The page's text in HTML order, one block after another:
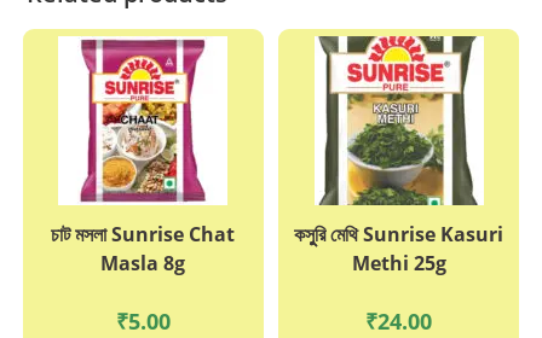
চাট মসলা Sunrise Chat
Masla 8g
₹5.00
কসুুরি মেথি Sunrise Kasuri
Methi 25g
₹24.00